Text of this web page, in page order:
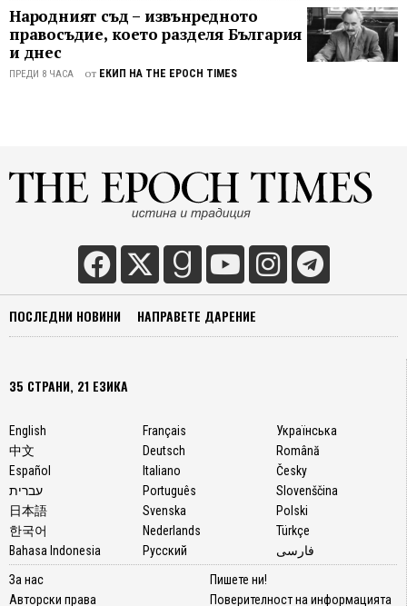
Народният съд – извънредното
правосъдие, което разделя България
и днес
ПРЕДИ 8 ЧАСА от ЕКИП НА THE EPOCH TIMES
ПОСЛЕДНИ НОВИНИ НАПРАВЕТЕ ДАРЕНИЕ
35 СТРАНИ, 21 ЕЗИКА
English
中文
Español
עברית
日本語
한국어
Bahasa Indonesia
Français
Deutsch
Italiano
Português
Svenska
Nederlands
Русский
Українська
Română
Česky
Slovenščina
Polski
Türkçe
فارسی
За нас
Авторски права
Пишете ни!
Поверителност на информацията